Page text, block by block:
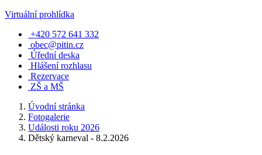
Virtuální prohlídka
+420 572 641 332
obec@pitin.cz
Úřední deska
Hlášení rozhlasu
Rezervace
ZŠ a MŠ
Úvodní stránka
Fotogalerie
Události roku 2026
Dětský karneval - 8.2.2026